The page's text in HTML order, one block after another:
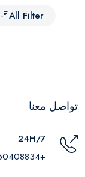
All Filter
تواصل معنا
24H/7
+201050408834